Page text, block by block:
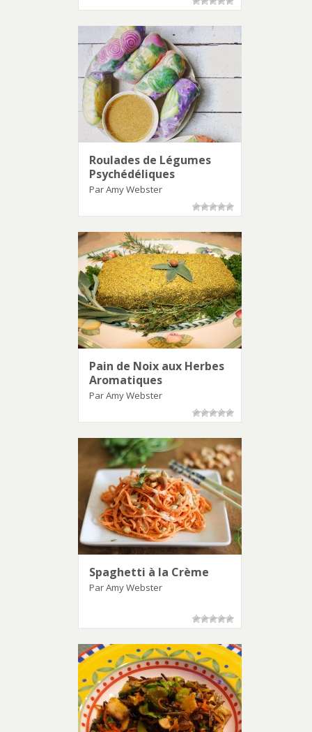
Roulades de Légumes
Psychédéliques
Par Amy Webster
Pain de Noix aux Herbes
Aromatiques
Par Amy Webster
Spaghetti à la Crème
Par Amy Webster